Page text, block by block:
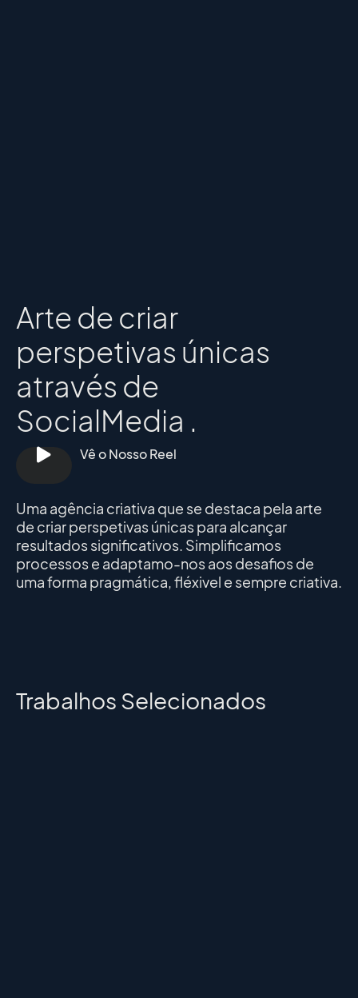
Arte de criar
perspetivas únicas
através de
SocialMedia .
Vê o Nosso Reel
Uma agência criativa que se destaca pela arte
de criar perspetivas únicas para alcançar
resultados significativos. Simplificamos
processos e adaptamo-nos aos desafios de
uma forma pragmática, fléxivel e sempre criativa.
Trabalhos Selecionados